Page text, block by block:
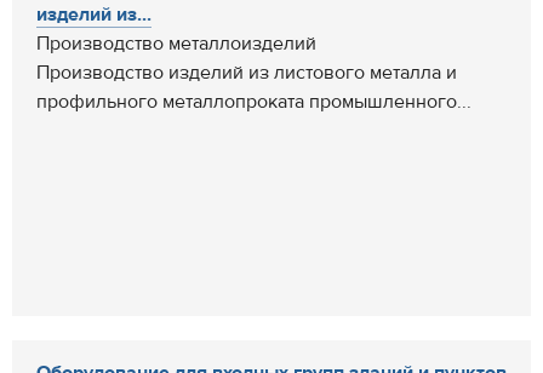
изделий из...
Производство металлоизделий
Производство изделий из листового металла и
профильного металлопроката промышленного...